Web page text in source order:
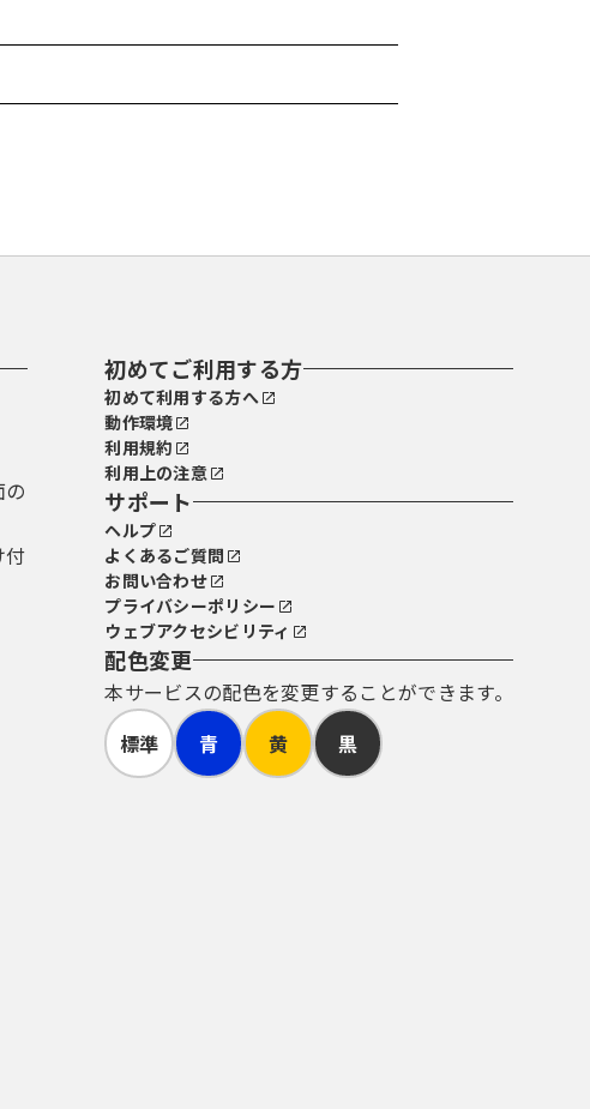
付
初めてご利用する方
初めて利用する方へ
動作環境
利用規約
利用上の注意
サポート
ヘルプ
よくあるご質問
お問い合わせ
プライバシーポリシー
ウェブアクセシビリティ
配色変更
本サービスの配色を変更することができます。
標準
青 黄 黒